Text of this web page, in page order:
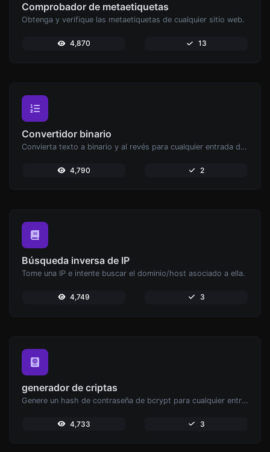
Comprobador de metaetiquetas
Obtenga y verifique las metaetiquetas de cualquier sitio web.
4,870 13
Convertidor binario
Convierta texto a binario y al revés para cualquier entrada de cadena.
4,790 2
Búsqueda inversa de IP
Tome una IP e intente buscar el dominio/host asociado a ella.
4,749 3
generador de criptas
Genere un hash de contraseña de bcrypt para cualquier entrada de cadena.
4,733 3